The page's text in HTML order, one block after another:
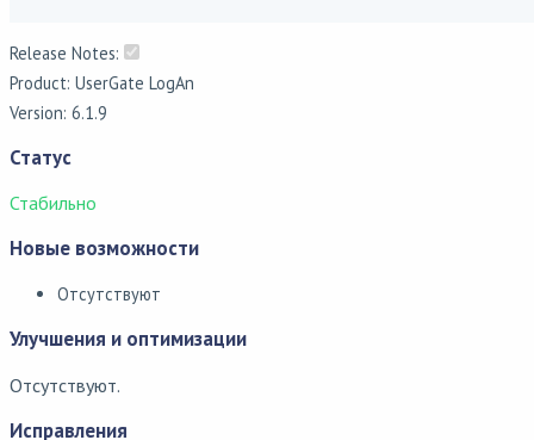
Release Notes:
Product: UserGate LogAn
Version: 6.1.9
Статус
Стабильно
Новые возможности
Отсутствуют
Улучшения и оптимизации
Отсутствуют.
Исправления